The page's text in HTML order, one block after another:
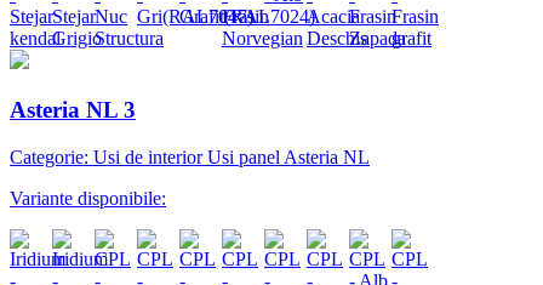
Asteria NL 3
Categorie: Usi de interior Usi panel Asteria NL
Variante disponibile: